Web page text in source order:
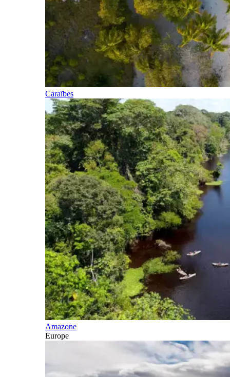
Caraïbes
Amazone
Europe